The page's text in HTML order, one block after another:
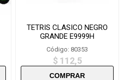
TETRIS CLASICO NEGRO
GRANDE E9999H
Código: 80353
$ 112,5